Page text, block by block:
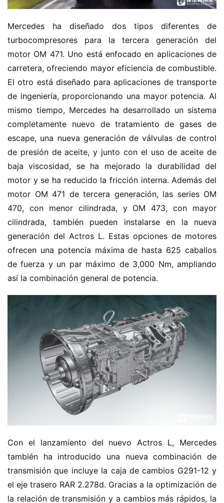
Mercedes ha diseñado dos tipos diferentes de
turbocompresores para la tercera generación del
motor OM 471. Uno está enfocado en aplicaciones de
carretera, ofreciendo mayor eficiencia de combustible.
El otro está diseñado para aplicaciones de transporte
de ingeniería, proporcionando una mayor potencia. Al
mismo tiempo, Mercedes ha desarrollado un sistema
completamente nuevo de tratamiento de gases de
escape, una nueva generación de válvulas de control
de presión de aceite, y junto con el uso de aceite de
baja viscosidad, se ha mejorado la durabilidad del
motor y se ha reducido la fricción interna. Además del
motor OM 471 de tercera generación, las series OM
470, con menor cilindrada, y OM 473, con mayor
cilindrada, también pueden instalarse en la nueva
generación del Actros L. Estas opciones de motores
ofrecen una potencia máxima de hasta 625 caballos
de fuerza y un par máximo de 3,000 Nm, ampliando
así la combinación general de potencia.
Con el lanzamiento del nuevo Actros L, Mercedes
también ha introducido una nueva combinación de
transmisión que incluye la caja de cambios G291-12 y
el eje trasero RAR 2.278d. Gracias a la optimización de
la relación de transmisión y a cambios más rápidos, la